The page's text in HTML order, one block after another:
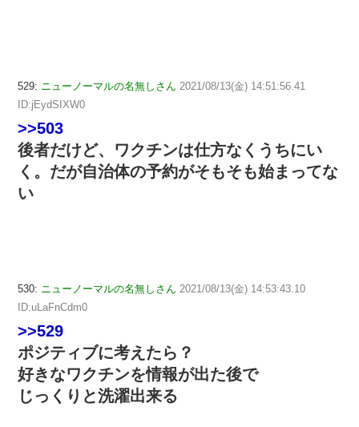
529: ニューノーマルの名無しさん 2021/08/13(金) 14:51:56.41
ID:jEydSIXW0
>>503
後者だけど、ワクチンは仕方なくうちにい
く。だが自治体の予約がそもそも始まってな
い
530: ニューノーマルの名無しさん 2021/08/13(金) 14:53:43.10
ID:uLaFnCdm0
>>529
ポジティブに考えたら？
好きなワクチンを情報が出た後で
じっくりと洗濯出来る